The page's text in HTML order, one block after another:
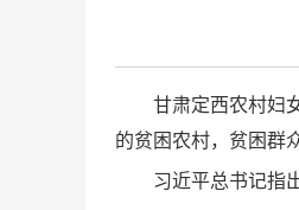
甘肃定西农村妇
的贫困农村，贫困群
习近平总书记指